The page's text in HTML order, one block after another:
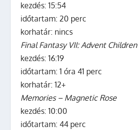
kezdés: 15:54
időtartam: 20 perc
korhatár: nincs
Final Fantasy VII: Advent Children
kezdés: 16:19
időtartam: 1 óra 41 perc
korhatár: 12+
Memories – Magnetic Rose
kezdés: 10:00
időtartam: 44 perc